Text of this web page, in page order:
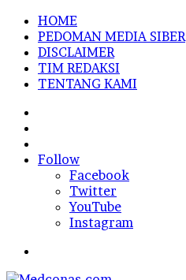
HOME
PEDOMAN MEDIA SIBER
DISCLAIMER
TIM REDAKSI
TENTANG KAMI
In
Follow
Facebook
Twitter
YouTube
Instagram